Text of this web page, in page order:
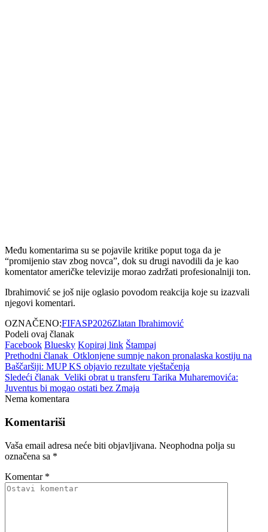
Među komentarima su se pojavile kritike poput toga da je
“promijenio stav zbog novca”, dok su drugi navodili da je kao
komentator američke televizije morao zadržati profesionalniji ton.
Ibrahimović se još nije oglasio povodom reakcija koje su izazvali
njegovi komentari.
OZNAČENO:FIFASP2026Zlatan Ibrahimović
Podeli ovaj članak
Facebook Bluesky Kopiraj link Štampaj
Prethodni članak Otklonjene sumnje nakon pronalaska kostiju na
Baščaršiji: MUP KS objavio rezultate vještačenja
Sledeći članak Veliki obrat u transferu Tarika Muharemovića:
Juventus bi mogao ostati bez Zmaja
Nema komentara
Komentariši
Vaša email adresa neće biti objavljivana. Neophodna polja su
označena sa *
Komentar *